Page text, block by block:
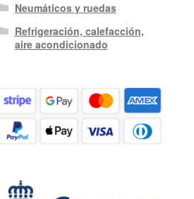
Neumáticos y ruedas
Refrigeración, calefacción,
aire acondicionado